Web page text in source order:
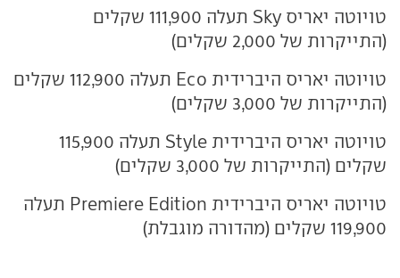
טויוטה יאריס Sky תעלה 111,900 שקלים
(התייקרות של 2,000 שקלים)
טויוטה יאריס היברידית Eco תעלה 112,900 שקלים
(התייקרות של 3,000 שקלים)
טויוטה יאריס היברידית Style תעלה 115,900
שקלים (התייקרות של 3,000 שקלים)
טויוטה יאריס היברידית Premiere Edition תעלה
119,900 שקלים (מהדורה מוגבלת)